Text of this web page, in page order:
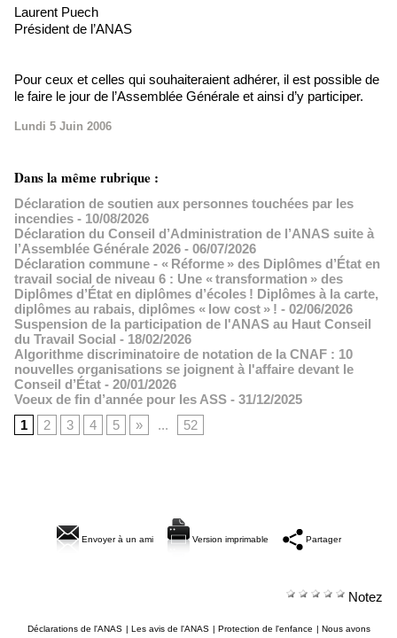
Laurent Puech
Président de l’ANAS
Pour ceux et celles qui souhaiteraient adhérer, il est possible de
le faire le jour de l’Assemblée Générale et ainsi d’y participer.
Lundi 5 Juin 2006
Dans la même rubrique :
Déclaration de soutien aux personnes touchées par les
incendies - 10/08/2026
Déclaration du Conseil d’Administration de l’ANAS suite à
l’Assemblée Générale 2026 - 06/07/2026
Déclaration commune - « Réforme » des Diplômes d’État en
travail social de niveau 6 : Une « transformation » des
Diplômes d’État en diplômes d’écoles ! Diplômes à la carte,
diplômes au rabais, diplômes « low cost » ! - 02/06/2026
Suspension de la participation de l'ANAS au Haut Conseil
du Travail Social - 18/02/2026
Algorithme discriminatoire de notation de la CNAF : 10
nouvelles organisations se joignent à l'affaire devant le
Conseil d’État - 20/01/2026
Voeux de fin d’année pour les ASS - 31/12/2025
1
2 3 4 5 » ... 52
Envoyer à un ami Version imprimable Partager
Notez
Déclarations de l'ANAS | Les avis de l'ANAS | Protection de l'enfance | Nous avons